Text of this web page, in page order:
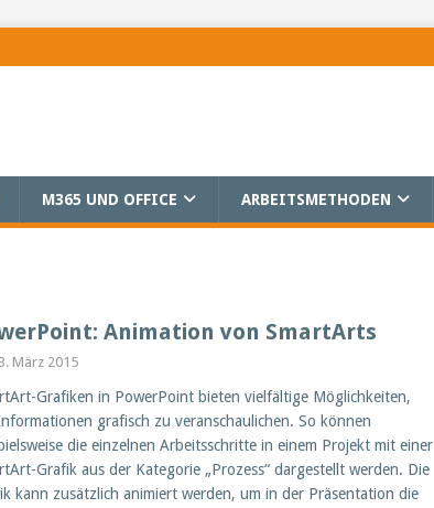
M365 UND OFFICE ARBEITSMETHODEN
Animation von SmartArts
März 2015
Grafiken in PowerPoint bieten vielfältige Möglichkeiten,
grafisch zu veranschaulichen. So können
die einzelnen Arbeitsschritte in einem Projekt mit einer
Grafik aus der Kategorie „Prozess“ dargestellt werden. Die
kann zusätzlich animiert werden, um in der Präsentation die